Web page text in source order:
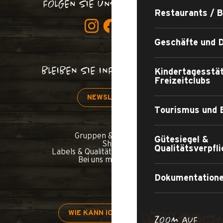
Restaurants /
Geschäfte und
Freizeitclubs
Tourismus und
Gütesiegel &
ZOOM AUF
FOLGEN SIE UNS, VERDAMMT!
BLEIBEN SIE INFORMIERT!
NEWSLETTER
Gruppen & Seminare
Shop
Labels & Qualitätsverpflichtungen
Bei uns mitmachen
WIE KANN ICH KOMMEN?